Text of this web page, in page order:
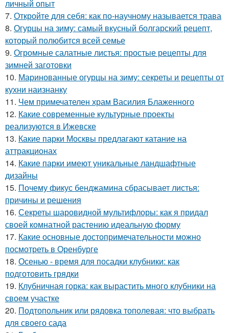
личный опыт
7. Откройте для себя: как по-научному называется трава
8. Огурцы на зиму: самый вкусный болгарский рецепт,
который полюбится всей семье
9. Огромные салатные листья: простые рецепты для
зимней заготовки
10. Маринованные огурцы на зиму: секреты и рецепты от
кухни наизнанку
11. Чем примечателен храм Василия Блаженного
12. Какие современные культурные проекты
реализуются в Ижевске
13. Какие парки Москвы предлагают катание на
аттракционах
14. Какие парки имеют уникальные ландшафтные
дизайны
15. Почему фикус бенджамина сбрасывает листья:
причины и решения
16. Секреты шаровидной мультифлоры: как я придал
своей комнатной растению идеальную форму
17. Какие основные достопримечательности можно
посмотреть в Оренбурге
18. Осенью - время для посадки клубники: как
подготовить грядки
19. Клубничная горка: как вырастить много клубники на
своем участке
20. Подтопольник или рядовка тополевая: что выбрать
для своего сада